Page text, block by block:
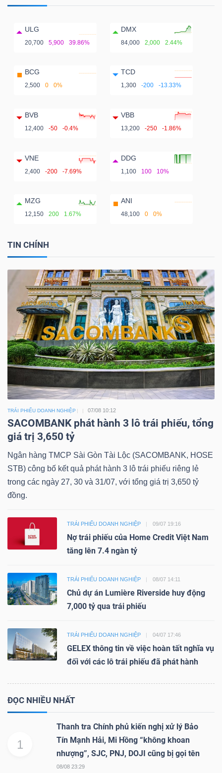
ULG
20,700 5,900 39.86%
DMX
84,000 2,000 2.44%
BCG
2,500 0 0%
TCD
1,300 -200 -13.33%
BVB
12,400 -50 -0.4%
VBB
13,200 -250 -1.86%
VNE
2,400 -200 -7.69%
DDG
1,100 100 10%
MZG
12,150 200 1.67%
ANI
48,100 0 0%
TIN CHÍNH
TRÁI PHIẾU DOANH NGHIỆP 07/08 10:12
SACOMBANK phát hành 3 lô trái phiếu, tổng
giá trị 3,650 tỷ
Ngân hàng TMCP Sài Gòn Tài Lộc (SACOMBANK, HOSE
STB) công bố kết quả phát hành 3 lô trái phiếu riêng lẻ
trong các ngày 27, 30 và 31/07, với tổng giá trị 3,650 tỷ
đồng.
TRÁI PHIẾU DOANH NGHIỆP 09/07 19:16
Nợ trái phiếu của Home Credit Việt Nam
tăng lên 7.4 ngàn tỷ
TRÁI PHIẾU DOANH NGHIỆP 08/07 14:11
Chủ dự án Lumière Riverside huy động
7,000 tỷ qua trái phiếu
TRÁI PHIẾU DOANH NGHIỆP 04/07 17:46
GELEX thông tin về việc hoàn tất nghĩa vụ
đối với các lô trái phiếu đã phát hành
ĐỌC NHIỀU NHẤT
1
Thanh tra Chính phủ kiến nghị xử lý Bảo
Tín Mạnh Hải, Mi Hồng “không khoan
nhượng”, SJC, PNJ, DOJI cũng bị gọi tên
08/08 23:29